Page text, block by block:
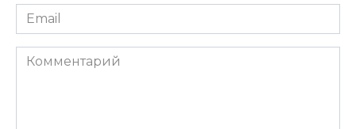
Email
*
Комментарий